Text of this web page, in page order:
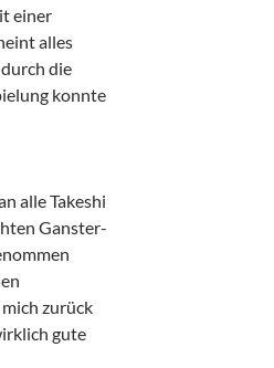
einer
alles
die
konnte
alle Takeshi
Ganster-
zurück
gute